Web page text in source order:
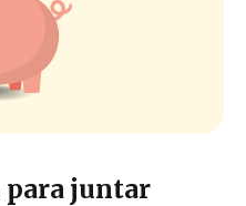
para juntar